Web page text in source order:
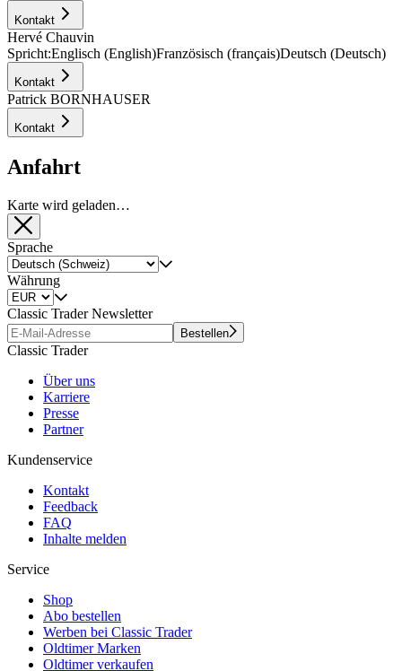
Kontakt
Hervé Chauvin
Spricht:Englisch (English)Französisch (français)Deutsch (Deutsch)
Kontakt
Patrick BORNHAUSER
Kontakt
Anfahrt
Karte wird geladen…
Sprache
Währung
Classic Trader Newsletter
Bestellen
Classic Trader
Über uns
Karriere
Presse
Partner
Kundenservice
Kontakt
Feedback
FAQ
Inhalte melden
Service
Shop
Abo bestellen
Werben bei Classic Trader
Oldtimer Marken
Oldtimer verkaufen